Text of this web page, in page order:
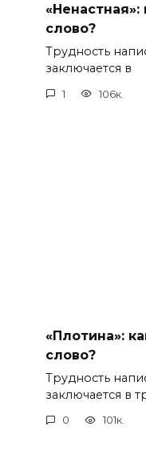
слово?
Трудность
заключается в
1 106к.
«Плотина»:
слово?
Трудность
заключается в
0 101к.